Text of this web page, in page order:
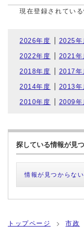
現在登録されてい
2026年度 2025年
2022年度 2021年
2018年度 2017年
2014年度 2013年
2010年度 2009年
探している情報が見
情報が見つからな
トップページ 市政